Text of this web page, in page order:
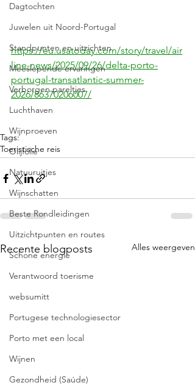
Dagtochten
Juwelen uit Noord-Portugal
Standpunten en uitzichten
Meeslepende ervaringen
Verborgen pareltjes
Luchthaven
Wijnproeven
Olijfolie
Natuuruitjes
Wijnschatten
Beste Rondleidingen
Uitzichtpunten en routes
Schone energie
Verantwoord toerisme
websumitt
Portugese technologiesector
Porto met een local
Wijnen
Gezondheid (Saúde)
https://eu.usatoday.com/story/travel/air
line-news/2025/09/26/delta-porto-
portugal-transatlantic-summer-
2026/86370206007/
Tags:
Toeristische reis
Recente blogposts Alles weergeven